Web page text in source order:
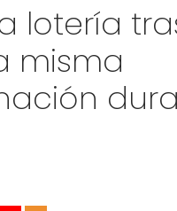
lotería
misma